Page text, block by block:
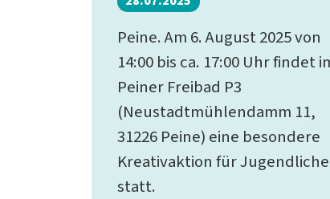
Peine. Am 6. August 2025 von
14:00 bis ca. 17:00 Uhr findet
Peiner Freibad P3
(Neustadtmühlendamm 11,
31226 Peine) eine besondere
Kreativaktion für Jugendliche
statt.